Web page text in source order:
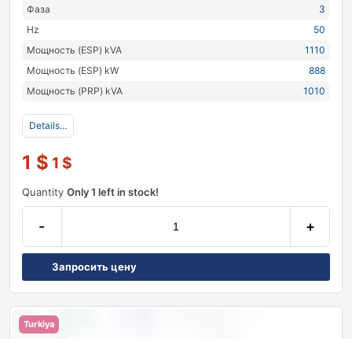
Фаза
3
Hz
50
Мощность (ESP) kVA
1110
Мощность (ESP) kW
888
Мощность (PRP) kVA
1010
Details...
1 $ 1 $
Quantity Only 1 left in stock!
- +
Запросить цену
Turkiya